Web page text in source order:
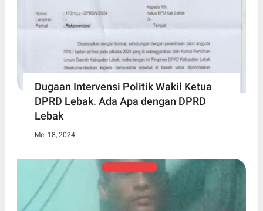
Dugaan Intervensi Politik Wakil Ketua
DPRD Lebak. Ada Apa dengan DPRD
Lebak
Mei 18, 2024